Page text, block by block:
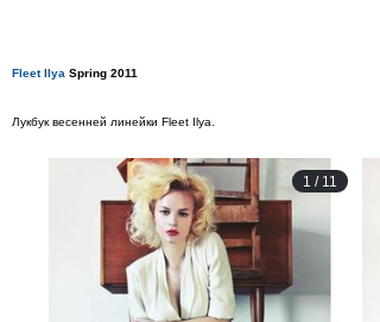
Fleet Ilya Spring 2011
Лукбук весенней линейки Fleet Ilya.
1 / 11